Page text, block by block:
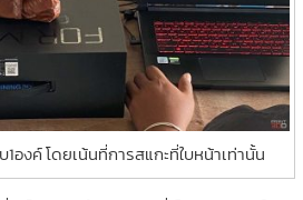
องค์ โดยเน้นที่การสแกะที่ใบหน้าเท่านั้น